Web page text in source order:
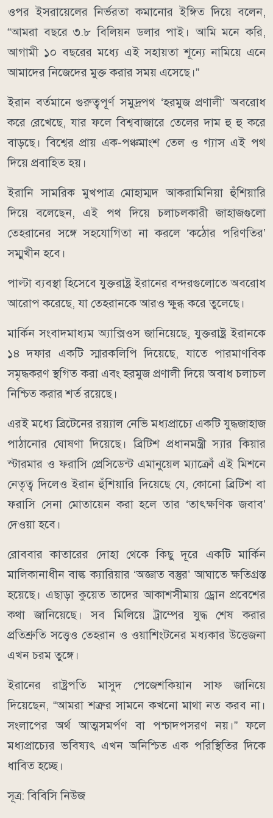
ওপর ইসরায়েলের নির্ভরতা কমানোর ইঙ্গিত দিয়ে বলেন,
“আমরা বছরে ৩.৮ বিলিয়ন ডলার পাই। আমি মনে করি,
আগামী ১০ বছরের মধ্যে এই সহায়তা শূন্যে নামিয়ে এনে
আমাদের নিজেদের মুক্ত করার সময় এসেছে।”
ইরান বর্তমানে গুরুত্বপূর্ণ সমুদ্রপথ ‘হরমুজ প্রণালী’ অবরোধ
করে রেখেছে, যার ফলে বিশ্ববাজারে তেলের দাম হু হু করে
বাড়ছে। বিশ্বের প্রায় এক-পঞ্চমাংশ তেল ও গ্যাস এই পথ
দিয়ে প্রবাহিত হয়।
ইরানি সামরিক মুখপাত্র মোহাম্মদ আকরামিনিয়া হুঁশিয়ারি
দিয়ে বলেছেন, এই পথ দিয়ে চলাচলকারী জাহাজগুলো
তেহরানের সঙ্গে সহযোগিতা না করলে ‘কঠোর পরিণতির’
সম্মুখীন হবে।
পাল্টা ব্যবস্থা হিসেবে যুক্তরাষ্ট্র ইরানের বন্দরগুলোতে অবরোধ
আরোপ করেছে, যা তেহরানকে আরও ক্ষুব্ধ করে তুলেছে।
মার্কিন সংবাদমাধ্যম অ্যাক্সিওস জানিয়েছে, যুক্তরাষ্ট্র ইরানকে
১৪ দফার একটি স্মারকলিপি দিয়েছে, যাতে পারমাণবিক
সমৃদ্ধকরণ স্থগিত করা এবং হরমুজ প্রণালী দিয়ে অবাধ চলাচল
নিশ্চিত করার শর্ত রয়েছে।
এরই মধ্যে ব্রিটেনের রয়্যাল নেভি মধ্যপ্রাচ্যে একটি যুদ্ধজাহাজ
পাঠানোর ঘোষণা দিয়েছে। ব্রিটিশ প্রধানমন্ত্রী স্যার কিয়ার
স্টারমার ও ফরাসি প্রেসিডেন্ট এমানুয়েল ম্যাক্রোঁ এই মিশনে
নেতৃত্ব দিলেও ইরান হুঁশিয়ারি দিয়েছে যে, কোনো ব্রিটিশ বা
ফরাসি সেনা মোতায়েন করা হলে তার ‘তাৎক্ষণিক জবাব’
দেওয়া হবে।
রোববার কাতারের দোহা থেকে কিছু দূরে একটি মার্কিন
মালিকানাধীন বাল্ক ক্যারিয়ার ‘অজ্ঞাত বস্তুর’ আঘাতে ক্ষতিগ্রস্ত
হয়েছে। এছাড়া কুয়েত তাদের আকাশসীমায় ড্রোন প্রবেশের
কথা জানিয়েছে। সব মিলিয়ে ট্রাম্পের যুদ্ধ শেষ করার
প্রতিশ্রুতি সত্ত্বেও তেহরান ও ওয়াশিংটনের মধ্যকার উত্তেজনা
এখন চরম তুঙ্গে।
ইরানের রাষ্ট্রপতি মাসুদ পেজেশকিয়ান সাফ জানিয়ে
দিয়েছেন, “আমরা শত্রুর সামনে কখনো মাথা নত করব না।
সংলাপের অর্থ আত্মসমর্পণ বা পশ্চাদপসরণ নয়।” ফলে
মধ্যপ্রাচ্যের ভবিষ্যৎ এখন অনিশ্চিত এক পরিস্থিতির দিকে
ধাবিত হচ্ছে।
সূত্র: বিবিসি নিউজ